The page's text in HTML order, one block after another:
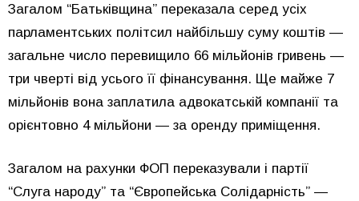
Загалом “Батьківщина” переказала серед усіх
парламентських політсил найбільшу суму коштів —
загальне число перевищило 66 мільйонів гривень —
три чверті від усього її фінансування. Ще майже 7
мільйонів вона заплатила адвокатській компанії та
орієнтовно 4 мільйони — за оренду приміщення.
Загалом на рахунки ФОП переказували і партії
“Слуга народу” та “Європейська Солідарність” —